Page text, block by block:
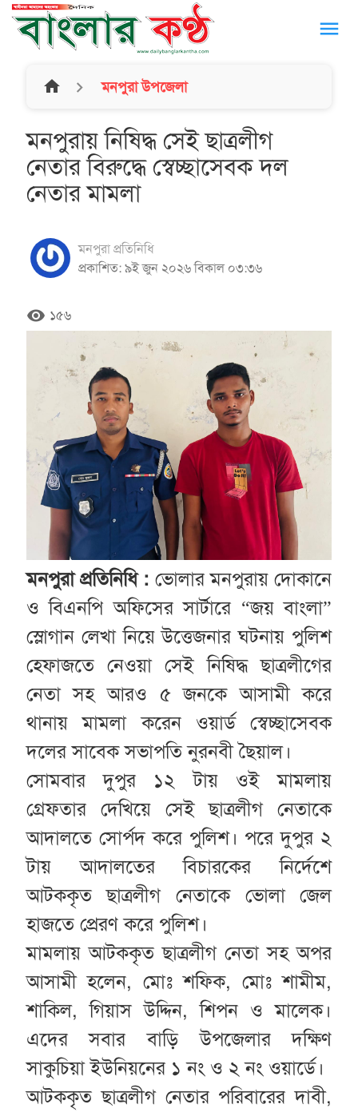
menu
home মনপুরা উপজেলা
মনপুরায় নিষিদ্ধ সেই ছাত্রলীগ
নেতার বিরুদ্ধে স্বেচ্ছাসেবক দল
নেতার মামলা
মনপুরা প্রতিনিধি
প্রকাশিত: ৯ই জুন ২০২৬ বিকাল ০৩:৩৬
remove_red_eye ১৫৬
মনপুরা প্রতিনিধি : ভোলার মনপুরায় দোকানে
ও বিএনপি অফিসের সার্টারে “জয় বাংলা”
স্লোগান লেখা নিয়ে উত্তেজনার ঘটনায় পুলিশ
হেফাজতে নেওয়া সেই নিষিদ্ধ ছাত্রলীগের
নেতা সহ আরও ৫ জনকে আসামী করে
থানায় মামলা করেন ওয়ার্ড স্বেচ্ছাসেবক
দলের সাবেক সভাপতি নুরনবী ছৈয়াল।
সোমবার দুপুর ১২ টায় ওই মামলায়
গ্রেফতার দেখিয়ে সেই ছাত্রলীগ নেতাকে
আদালতে সোর্পদ করে পুলিশ। পরে দুপুর ২
টায় আদালতের বিচারকের নির্দেশে
আটককৃত ছাত্রলীগ নেতাকে ভোলা জেল
হাজতে প্রেরণ করে পুলিশ।
মামলায় আটককৃত ছাত্রলীগ নেতা সহ অপর
আসামী হলেন, মোঃ শফিক, মোঃ শামীম,
শাকিল, গিয়াস উদ্দিন, শিপন ও মালেক।
এদের সবার বাড়ি উপজেলার দক্ষিণ
সাকুচিয়া ইউনিয়নের ১ নং ও ২ নং ওয়ার্ডে।
আটককৃত ছাত্রলীগ নেতার পরিবারের দাবী,